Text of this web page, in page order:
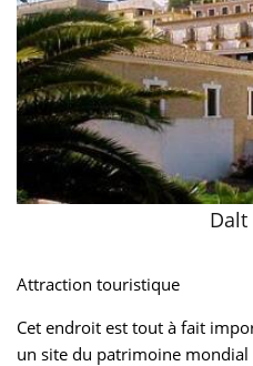
Dalt
Attraction touristique
Cet endroit est tout à fait
un site du patrimoine mondial